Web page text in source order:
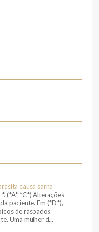
causa sarna
(*A*-*C*) Alterações
paciente. Em (*D*),
de raspados
Uma mulher d...